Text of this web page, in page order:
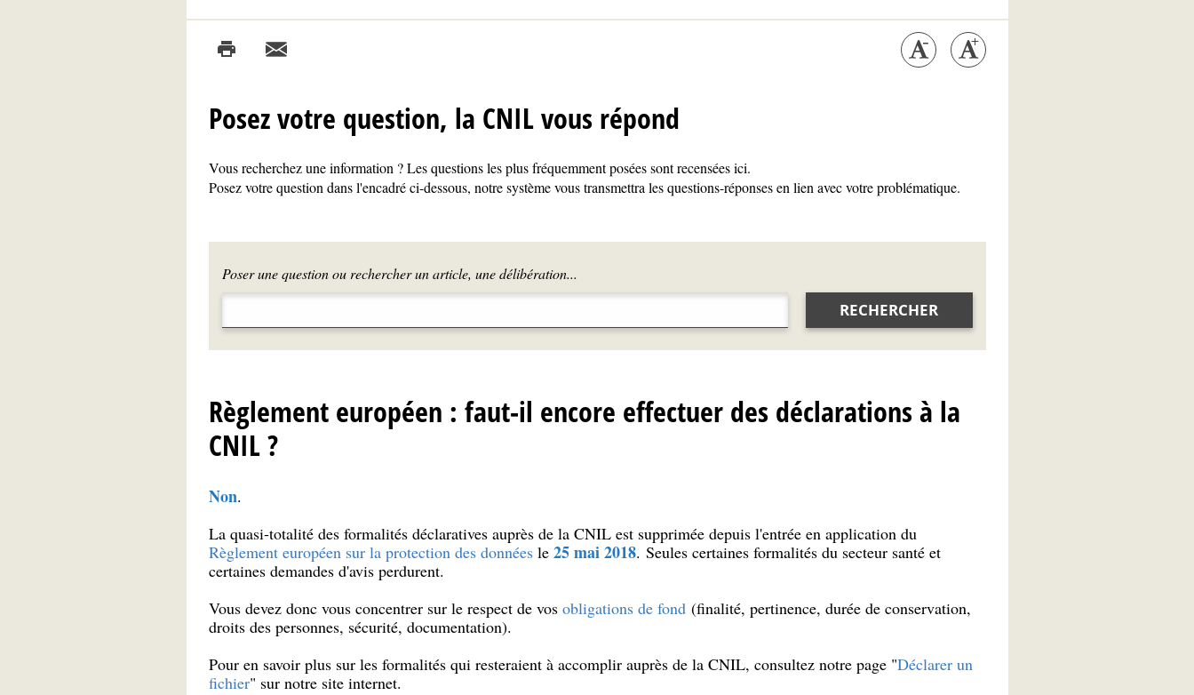
Posez votre question, la CNIL vous répond
Vous recherchez une information ? Les questions les plus fréquemment posées sont recensées ici.
Posez votre question dans l'encadré ci-dessous, notre système vous transmettra les questions-réponses en lien avec votre problématique.
Poser une question ou rechercher un article, une délibération...
RECHERCHER
Règlement européen : faut-il encore effectuer des déclarations à la
CNIL ?
Non.
La quasi-totalité des formalités déclaratives auprès de la CNIL est supprimée depuis l'entrée en application du
Règlement européen sur la protection des donnéesle 25 mai 2018. Seules certaines formalités du secteur santé et
certaines demandes d'avis perdurent.
Vous devez donc vous concentrer sur le respect de vos obligations de fond(finalité, pertinence, durée de conservation,
droits des personnes, sécurité, documentation).
Pour en savoir plus sur les formalités qui resteraient à accomplir auprès de la CNIL, consultez notre page "Déclarer un
fichier" sur notre site internet.